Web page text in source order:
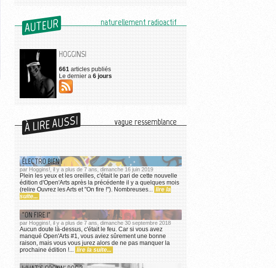
AUTEUR naturellement radioactif
HOGGINS!
661 articles publiés
Le dernier a 6 jours
À LIRE AUSSI vague ressemblance
ÉLECTRO BIEN !
par Hoggins!, il y a plus de 7 ans, dimanche 16 juin 2019
Plein les yeux et les oreilles, c'était le pari de cette nouvelle
édition d'Open'Arts après la précédente il y a quelques mois
(relire Ouvrez les Arts et "On fire !"). Nombreuses... lire la
suite...
"ON FIRE !"
par Hoggins!, il y a plus de 7 ans, dimanche 30 septembre 2018
Aucun doute là-dessus, c'était le feu. Car si vous avez
manqué Open'Arts #1, vous aviez sûrement une bonne
raison, mais vous vous jurez alors de ne pas manquer la
prochaine édition !... lire la suite...